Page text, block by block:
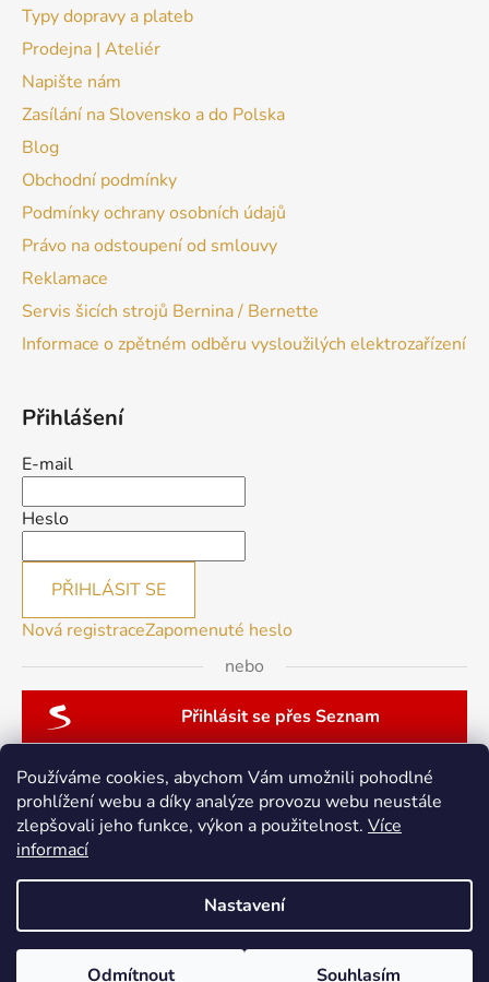
Používáme cookies, abychom Vám umožnili pohodlné
prohlížení webu a díky analýze provozu webu neustále
zlepšovali jeho funkce, výkon a použitelnost. Více
informací
Nastavení
Odmítnout Souhlasím
Typy dopravy a plateb
Prodejna | Ateliér
Napište nám
Zasílání na Slovensko a do Polska
Blog
Obchodní podmínky
Podmínky ochrany osobních údajů
Právo na odstoupení od smlouvy
Reklamace
Servis šicích strojů Bernina / Bernette
Informace o zpětném odběru vysloužilých elektrozařízení
Přihlášení
E-mail
Heslo
PŘIHLÁSIT SE
Nová registraceZapomenuté heslo
nebo
Přihlásit se přes Seznam
patchwork-aja.cz
Vytvořil Shoptet